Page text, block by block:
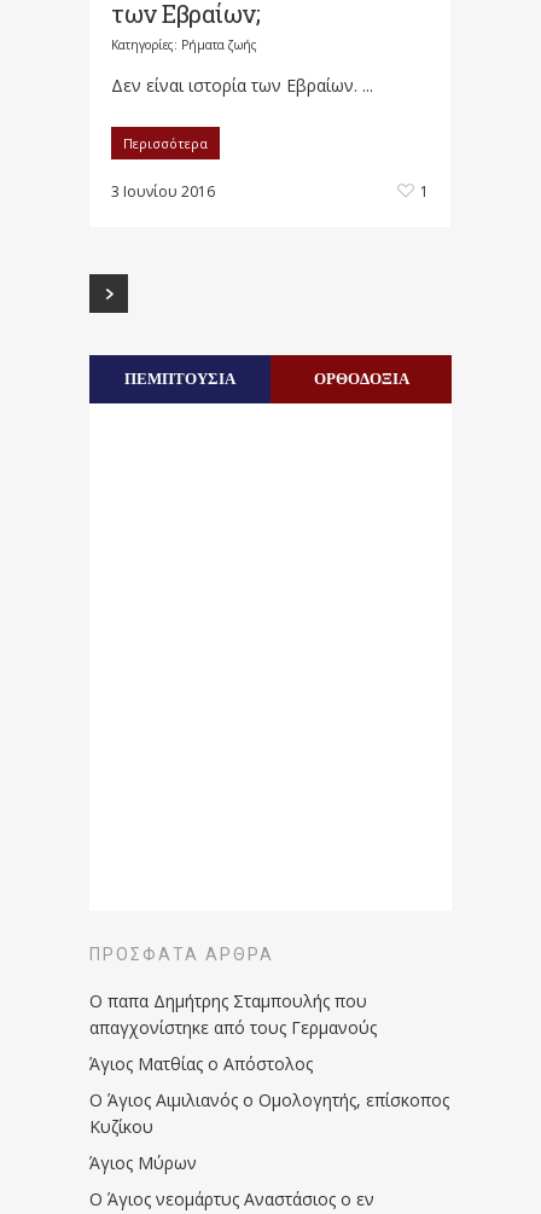
των Εβραίων;
Κατηγορίες: Ρήματα ζωής
Δεν είναι ιστορία των Εβραίων. ...
Περισσότερα
3 Ιουνίου 2016 1
ΠΕΜΠΤΟΥΣΙΑ ΟΡΘΟΔΟΞΙΑ
ΠΡΌΣΦΑΤΑ ΆΡΘΡΑ
Ο παπα Δημήτρης Σταμπουλής που
απαγχονίστηκε από τους Γερμανούς
Άγιος Ματθίας ο Απόστολος
Ο Άγιος Αιμιλιανός ο Ομολογητής, επίσκοπος
Κυζίκου
Άγιος Μύρων
Ο Άγιος νεομάρτυς Αναστάσιος ο εν